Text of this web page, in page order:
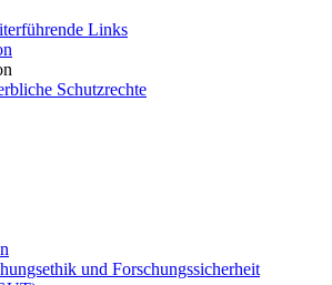
Links
Schutzrechte
und Forschungssicherheit